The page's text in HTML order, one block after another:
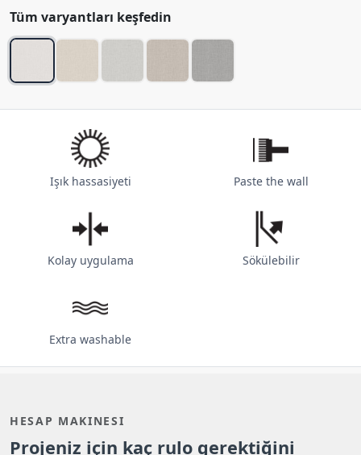
Tüm varyantları keşfedin
Işık hassasiyeti Paste the wall
Kolay uygulama Sökülebilir
Extra washable
HESAP MAKINESI
Projeniz için kaç rulo gerektiğini